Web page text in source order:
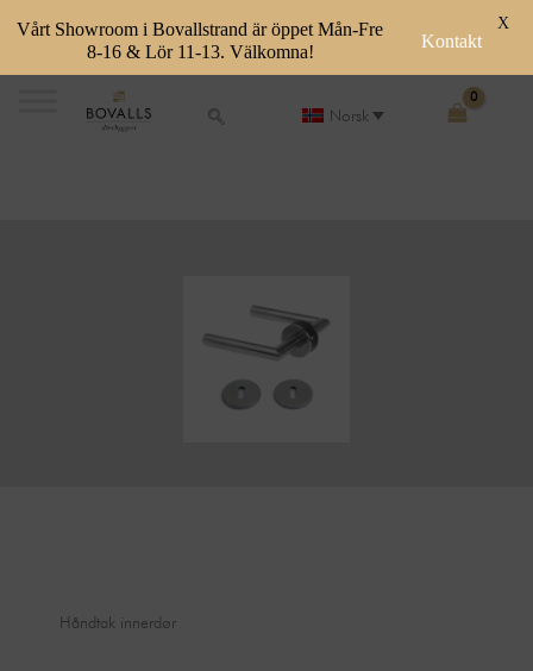
Norsk
Håndtak innerdør
Vårt Showroom i Bovallstrand är öppet Mån-Fre
8-16 & Lör 11-13. Välkomna!
Kontakt
X